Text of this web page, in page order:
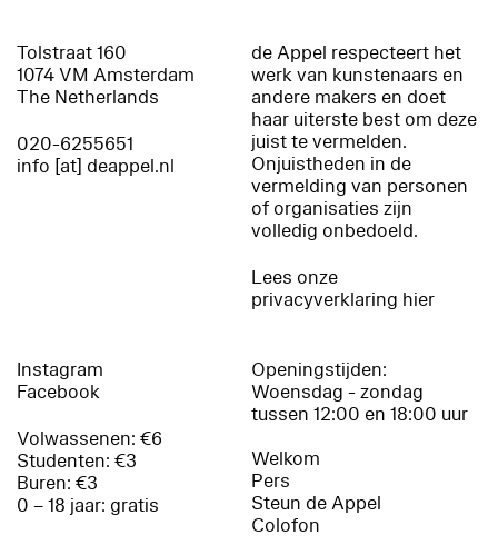
Tolstraat 160
1074 VM Amsterdam
The Netherlands
020-6255651
info [at] deappel.nl
de Appel respecteert het
werk van kunstenaars en
andere makers en doet
haar uiterste best om deze
juist te vermelden.
Onjuistheden in de
vermelding van personen
of organisaties zijn
volledig onbedoeld.
Lees onze
privacyverklaring hier
Instagram
Facebook
Volwassenen: €6
Studenten: €3
Buren: €3
0 – 18 jaar: gratis
Openingstijden:
Woensdag - zondag
tussen 12:00 en 18:00 uur
Welkom
Pers
Steun de Appel
Colofon